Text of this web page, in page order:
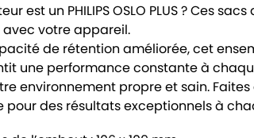
est un PHILIPS OSLO PLUS ? Ces
votre appareil.
de rétention améliorée, cet
une performance constante à
environnement propre et sain.
pour des résultats exceptionnels à